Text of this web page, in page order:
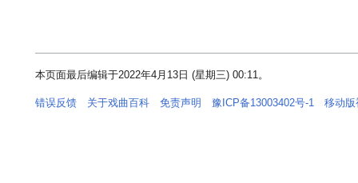
本页面最后编辑于2022年4月13日 (星期三) 00:11。
错误反馈 关于戏曲百科 免责声明 豫ICP备13003402号-1 移动版